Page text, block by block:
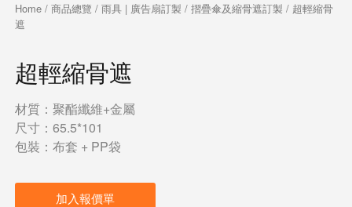
Home/ 商品總覽 / 雨具 | 廣告扇訂製 / 摺疊傘及縮骨遮訂製 / 超輕縮骨
遮
超輕縮骨遮
材質：聚酯纖維+金屬
尺寸：65.5*101
包裝：布套 + PP袋
加入報價單